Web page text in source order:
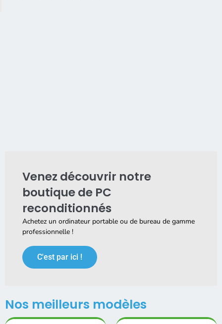
Venez découvrir notre
boutique de PC
reconditionnés
Achetez un ordinateur portable ou de bureau de gamme
professionnelle !
C'est par ici !
Nos meilleurs modèles